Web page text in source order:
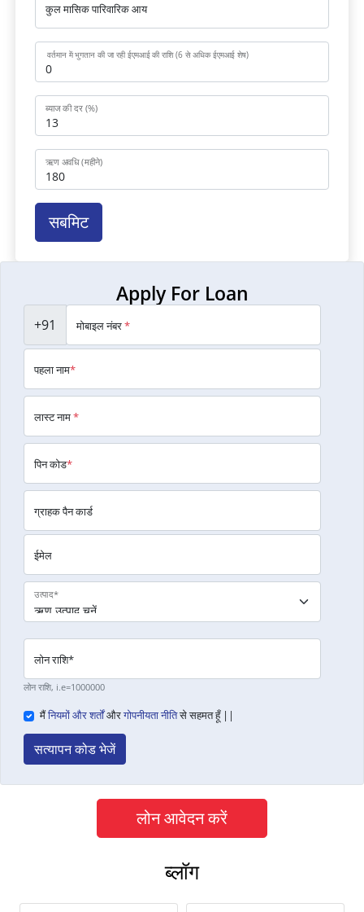
कुल मासिक पारिवारिक आय
वर्तमान में भुगतान की जा रही ईएमआई की राशि (6 से अधिक ईएमआई शेष)
ब्याज की दर (%)
ऋण अवधि (महीने)
सबमिट
Apply For Loan
+91 मोबाइल नंबर*
पहला नाम*
लास्ट नाम*
पिन कोड*
ग्राहक पैन कार्ड
ईमेल
उत्पाद*
लोन राशि*
लोन राशि, i.e=1000000
मैंनियमों और शर्तोंऔरगोपनीयता नीतिसे सहमत हूँ ||
सत्यापन कोड भेजें
लोन आवेदन करें
ब्लॉग